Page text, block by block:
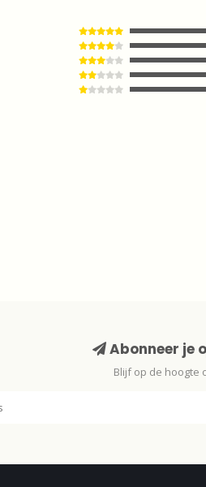
Abonneer je
Blijf op de hoogte